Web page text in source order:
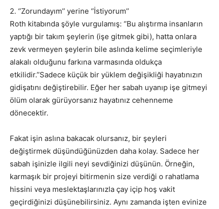
2. ‘’Zorundayım’’ yerine ‘’İstiyorum’’
Roth kitabında şöyle vurgulamış: ‘’Bu alıştırma insanların
yaptığı bir takım şeylerin (işe gitmek gibi), hatta onlara
zevk vermeyen şeylerin bile aslında kelime seçimleriyle
alakalı olduğunu farkına varmasında oldukça
etkilidir.’’Sadece küçük bir yüklem değişikliği hayatınızın
gidişatını değiştirebilir. Eğer her sabah uyanıp işe gitmeyi
ölüm olarak gürüyorsanız hayatınız cehenneme
dönecektir.
Fakat işin aslına bakacak olursanız, bir şeyleri
değiştirmek düşündüğünüzden daha kolay. Sadece her
sabah işinizle ilgili neyi sevdiğinizi düşünün. Örneğin,
karmaşık bir projeyi bitirmenin size verdiği o rahatlama
hissini veya meslektaşlarınızla çay içip hoş vakit
geçirdiğinizi düşünebilirsiniz. Aynı zamanda işten evinize